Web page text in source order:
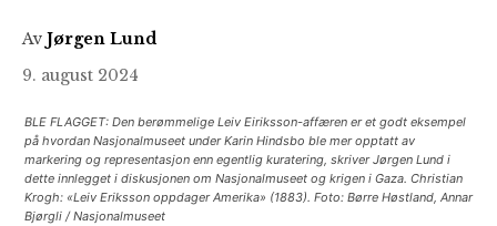
Av Jørgen Lund
9. august 2024
BLE FLAGGET: Den berømmelige Leiv Eiriksson-affæren er et godt eksempel
på hvordan Nasjonalmuseet under Karin Hindsbo ble mer opptatt av
markering og representasjon enn egentlig kuratering, skriver Jørgen Lund i
dette innlegget i diskusjonen om Nasjonalmuseet og krigen i Gaza. Christian
Krogh: «Leiv Eriksson oppdager Amerika» (1883). Foto: Børre Høstland, Annar
Bjørgli / Nasjonalmuseet